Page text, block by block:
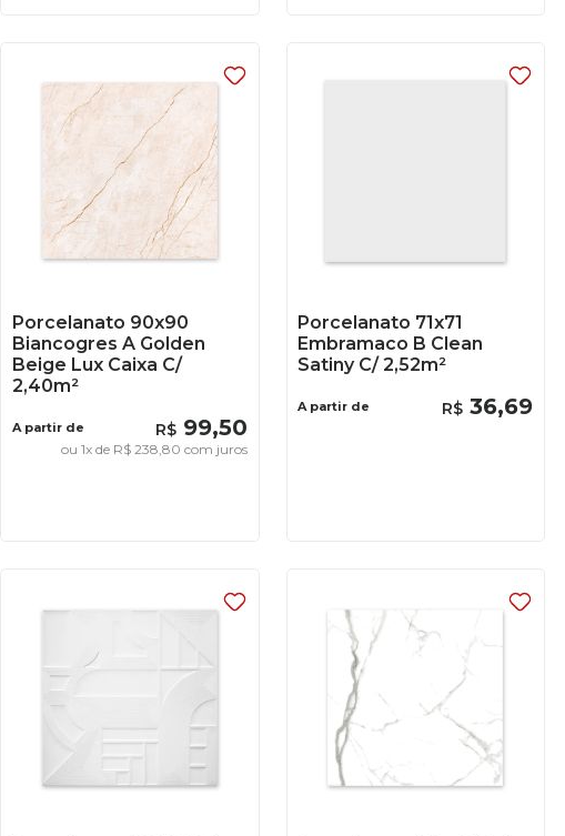
Porcelanato 90x90
Biancogres A Golden
Beige Lux Caixa C/
2,40m²
A partir de R$ 99,50
ou 1x de R$ 238 80 com juros
Porcelanato 71x71
Embramaco B Clean
Satiny C/ 2,52m²
A partir de R$ 36,69